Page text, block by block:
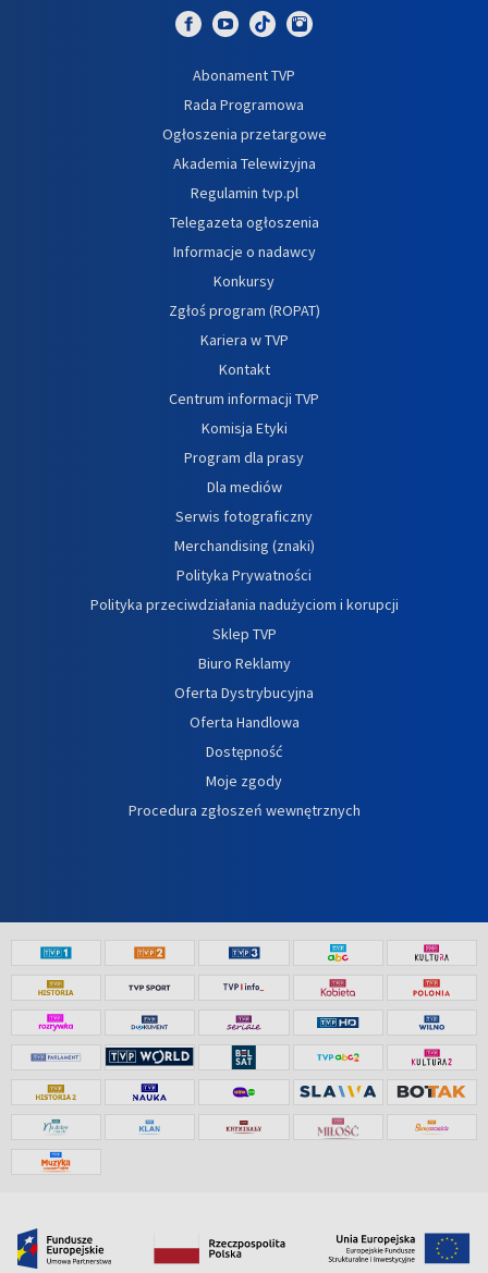
Abonament TVP
Rada Programowa
Ogłoszenia przetargowe
Akademia Telewizyjna
Regulamin tvp.pl
Telegazeta ogłoszenia
Informacje o nadawcy
Konkursy
Zgłoś program (ROPAT)
Kariera w TVP
Kontakt
Centrum informacji TVP
Komisja Etyki
Program dla prasy
Dla mediów
Serwis fotograficzny
Merchandising (znaki)
Polityka Prywatności
Polityka przeciwdziałania nadużyciom i korupcji
Sklep TVP
Biuro Reklamy
Oferta Dystrybucyjna
Oferta Handlowa
Dostępność
Moje zgody
Procedura zgłoszeń wewnętrznych